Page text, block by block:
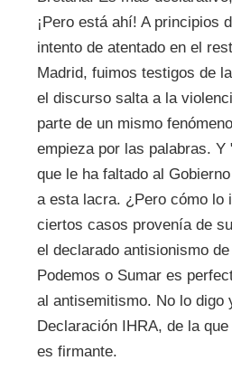
¡Pero está ahí! A principios
intento de atentado en el
Madrid, fuimos testigos de
el discurso salta a la
parte de un mismo
empieza por las palabras. Y
que le ha faltado al
a esta lacra. ¿Pero cómo lo
ciertos casos provenía de
el declarado antisionismo
Podemos o Sumar es
al antisemitismo. No lo digo
Declaración IHRA, de la
es firmante.